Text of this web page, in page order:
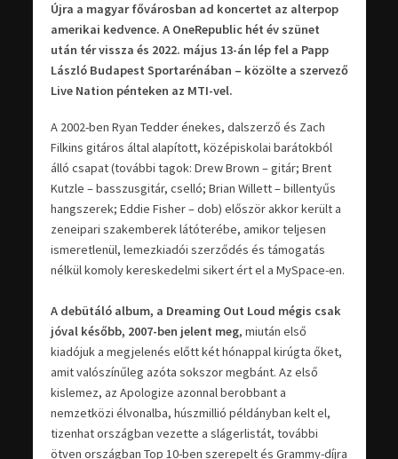
Újra a magyar fővárosban ad koncertet az alterpop
amerikai kedvence. A OneRepublic hét év szünet
után tér vissza és 2022. május 13-án lép fel a Papp
László Budapest Sportarénában – közölte a szervező
Live Nation pénteken az MTI-vel.
A 2002-ben Ryan Tedder énekes, dalszerző és Zach
Filkins gitáros által alapított, középiskolai barátokból
álló csapat (további tagok: Drew Brown – gitár; Brent
Kutzle – basszusgitár, cselló; Brian Willett – billentyűs
hangszerek; Eddie Fisher – dob) először akkor került a
zeneipari szakemberek látóterébe, amikor teljesen
ismeretlenül, lemezkiadói szerződés és támogatás
nélkül komoly kereskedelmi sikert ért el a MySpace-en.
A debütáló album, a Dreaming Out Loud mégis csak
jóval később, 2007-ben jelent meg, miután első
kiadójuk a megjelenés előtt két hónappal kirúgta őket,
amit valószínűleg azóta sokszor megbánt. Az első
kislemez, az Apologize azonnal berobbant a
nemzetközi élvonalba, húszmillió példányban kelt el,
tizenhat országban vezette a slágerlistát, további
ötven országban Top 10-ben szerepelt és Grammy-díjra